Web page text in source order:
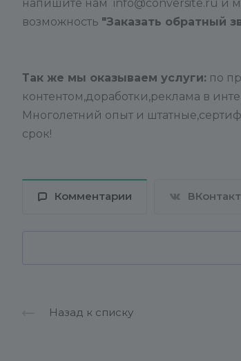
напишите нам info@conversite.ru и
возможность "Заказать обратный
Так же мы оказываем услуги: по
контентом,доработки,реклама в
Многолетний опыт и
срок!
Комментарии
Назад к списку